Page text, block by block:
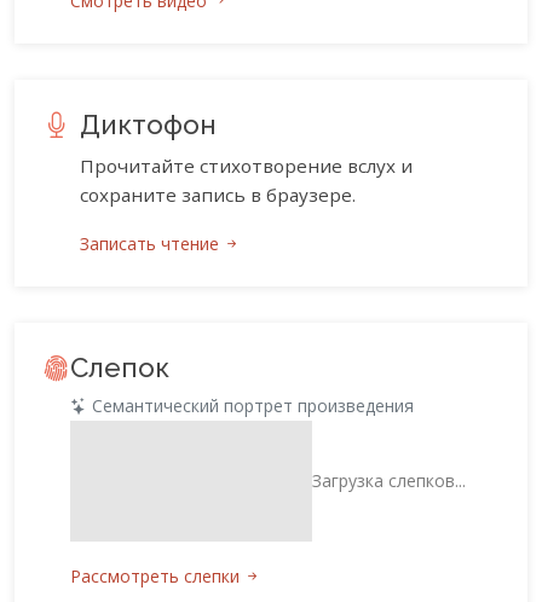
Диктофон
Прочитайте стихотворение вслух и
сохраните запись в браузере.
Записать чтение
Слепок
Семантический портрет произведения
Загрузка слепков...
Рассмотреть слепки